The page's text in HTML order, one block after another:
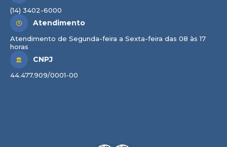
(14) 3402-6000
Atendimento
Atendimento de Segunda-feira a Sexta-feira das 08 às 17
horas
CNPJ
44.477.909/0001-00